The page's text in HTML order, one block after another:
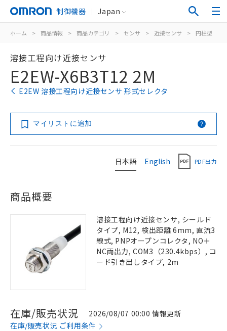
制御機器 Japan
ホーム > 商品情報 > 商品カテゴリ > センサ > 近接センサ > 円柱型
溶接工程向け近接センサ
E2EW-X6B3T12 2M
E2EW 溶接工程向け近接センサ 形式セレクタ
マイリストに追加
日本語 English PDF出力
商品概要
溶接工程向け近接センサ, シールド
タイプ, M12, 検出距離 6mm, 直流3
線式, PNPオープンコレクタ, NO＋
NC両出力, COM3（230.4kbps）, コ
ード引き出しタイプ, 2m
在庫/販売状況
2026/08/07 00:00 情報更新
在庫/販売状況 ご利用条件